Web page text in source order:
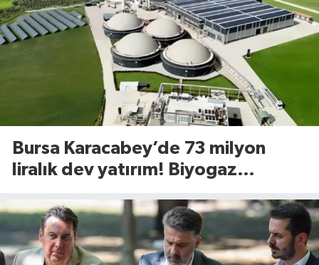
Bursa Karacabey’de 73 milyon
liralık dev yatırım! Biyogaz
yükseliyor